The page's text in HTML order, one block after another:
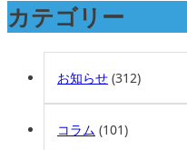
カテゴリー
お知らせ (312)
コラム (101)